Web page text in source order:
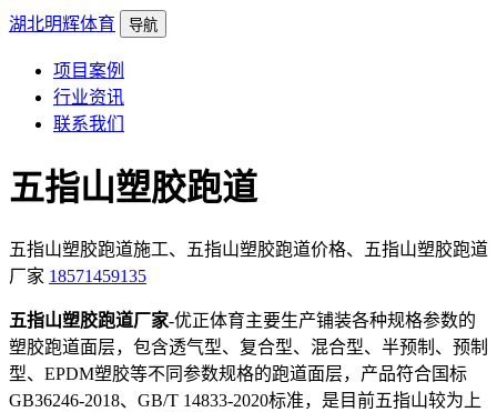
湖北明辉体育 导航
项目案例
行业资讯
联系我们
五指山塑胶跑道
五指山塑胶跑道施工、五指山塑胶跑道价格、五指山塑胶跑道
厂家 18571459135
五指山塑胶跑道厂家-优正体育主要生产铺装各种规格参数的
塑胶跑道面层，包含透气型、复合型、混合型、半预制、预制
型、EPDM塑胶等不同参数规格的跑道面层，产品符合国标
GB36246-2018、GB/T 14833-2020标准，是目前五指山较为上